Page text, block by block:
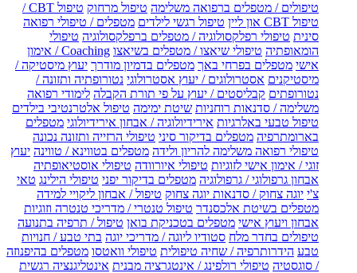
טיפולים / מטפלים ברפואה משלימה טיפול מרחוק
טיפול CBT /
טיפול CBT און ליין
טיפול רגשי לילדים מטפלים / טיפולי רפואה
סינית טיפולי רפלקסולוגיה / מטפלים ברפלקסולוגיה טיפולי
הומאופתיה טיפולי שיאצו / מטפלים בשיאצו
Coaching / אימון
אישי מטפלים בפרחי באך מטפלים בדמיון מודרך יעוץ מיסטיקה /
מיסטיקנים אסטרולוגים / יעוץ אסטרולוגי נטורופתיה ותזונה /
נטורופתים קבליסטים / יעוץ על פי תורת הקבלה לימודי רפואה
משלימה / סדנאות רוחניות שיטת ימימה טיפול אלטרנטיבי בילדים
טיפול טבעי באלרגיות אירידיולוגיה / אבחון אירידיולוגי מטפלים
בארומתרפיה מטפלים בדיקור סיני טיפולי הרזייה ותזונה נכונה
טיפולי רפואה משלימה להריון ולידה מטפלים בטווינא / טווינה יעוץ
זוגי / אימון אישי לזוגיות טיפולי איורוודה טיפולי אוסטיאופתיה
אבחון גרפולוגי / גרפולוגיה מטפלים בדיקור יפני טיפולי הילינג טאי
צ'י יוגה צחוק / סדנאות יוגה צחוק טיפול / אבחון ליקויי למידה
מטפלים בשיטת אלכסנדר טיפול טנטרי / מדריכי טנטרה וזוגיות
אבחון ויעוץ אישי מטפלים בטכניקת בואן טיפול / תרפיה בתנועה
טיפולים בחדר מלח סטודיו ליוגה / מדריכי יוגה בתי טבע / חנויות
טבע הידרותרפיה / שחיה טיפולית טיפולי וואטסו מטפלים בהיפנוזה
/ סוגסטיה טיפולי רולפינג / אינטגרציה מבנית אינטליגנציה רגשית